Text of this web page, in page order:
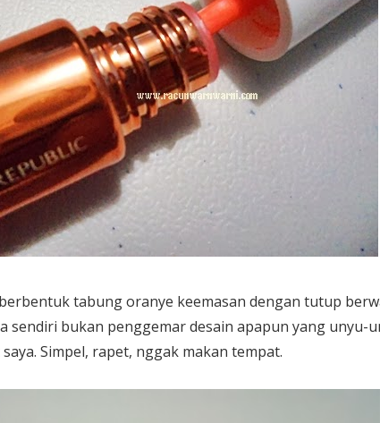
tabung oranye keemasan dengan tutup
sendiri bukan penggemar desain apapun yang unyu-
Simpel, rapet, nggak makan tempat.